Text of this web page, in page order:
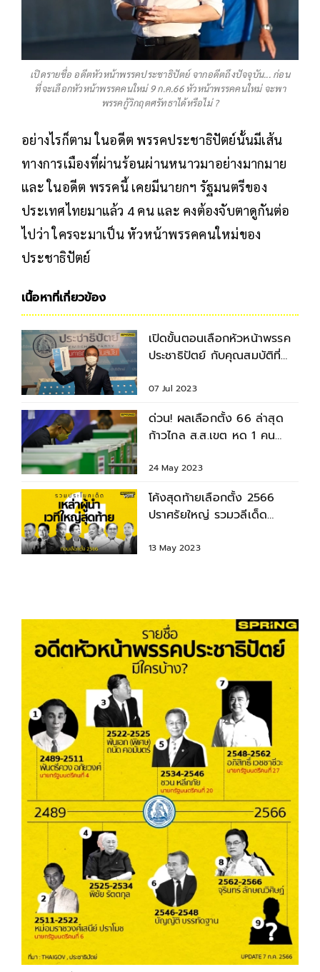
เปิดรายชื่อ อดีตหัวหน้าพรรคประชาธิปัตย์ จากอดีตถึงปัจจุบัน... ก่อน
ที่จะเลือกหัวหน้าพรรคคนใหม่ 9 ก.ค.66 หัวหน้าพรรคคนใหม่ จะพา
พรรคกู้วิกฤตศรัทธาได้หรือไม่ ?
อย่างไรก็ตาม ในอดีต พรรคประชาธิปัตย์นั้นมีเส้น
ทางการเมืองที่ผ่านร้อนผ่านหนาวมาอย่างมากมาย
และ ในอดีต พรรคนี้ เคยมีนายกฯ รัฐมนตรีของ
ประเทศไทยมาแล้ว 4 คน และ คงต้องจับตาดูกันต่อ
ไปว่า ใครจะมาเป็น หัวหน้าพรรคคนใหม่ของ
ประชาธิปัตย์
เนื้อหาที่เกี่ยวข้อง
เปิดขั้นตอนเลือกหัวหน้าพรรค
ประชาธิปัตย์ กับคุณสมบัติที่
07 Jul 2023
ด่วน! ผลเลือกตั้ง 66 ล่าสุด
ก้าวไกล ส.ส.เขต หด 1 คน
24 May 2023
โค้งสุดท้ายเลือกตั้ง 2566
ปราศรัยใหญ่ รวมวลีเด็ด
ยกฯ
13 May 2023